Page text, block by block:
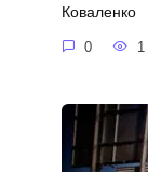
Коваленко
0 1